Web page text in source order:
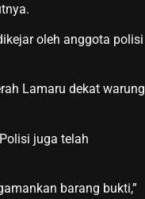
oleh anggota polisi
Lamaru dekat warung
juga telah
barang bukti,”